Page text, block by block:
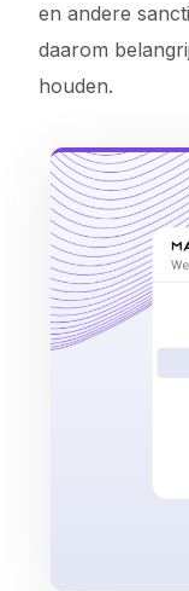
en andere
daarom
houden.